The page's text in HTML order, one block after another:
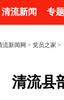
清流新闻 专
流新闻网 > 党员之家 >
清流县